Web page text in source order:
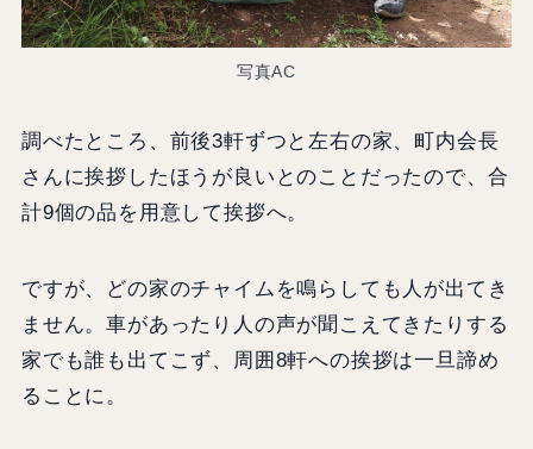
写真AC
調べたところ、前後3軒ずつと左右の家、町内会長
さんに挨拶したほうが良いとのことだったので、合
計9個の品を用意して挨拶へ。
ですが、どの家のチャイムを鳴らしても人が出てき
ません。車があったり人の声が聞こえてきたりする
家でも誰も出てこず、周囲8軒への挨拶は一旦諦め
ることに。